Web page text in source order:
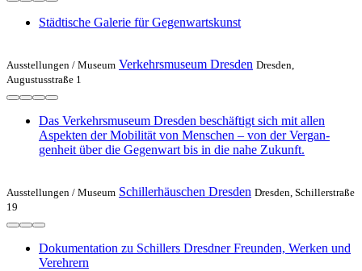
Städtische Galerie für Gegenwartskunst
Ausstellungen / Museum Verkehrsmuseum Dresden Dresden,
Augustusstraße 1
Das Verkehrs­museum Dresden beschäftigt sich mit allen
Aspekten der Mobilität von Menschen – von der Vergan­
genheit über die Gegenwart bis in die nahe Zukunft.
Ausstellungen / Museum Schillerhäuschen Dresden Dresden, Schillerstraße
19
Dokumentation zu Schillers Dresdner Freunden, Werken und
Verehrern